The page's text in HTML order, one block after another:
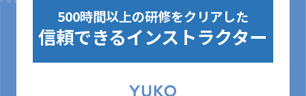
500時間以上の研修をクリアした
信頼できるインストラクター